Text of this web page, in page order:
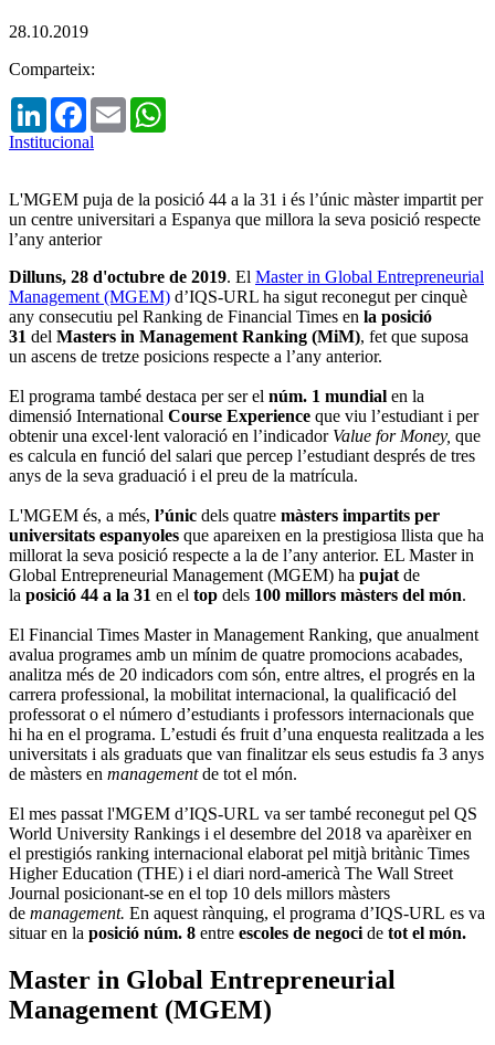
28.10.2019
Comparteix:
LinkedInFacebook
Email
Institucional
L'MGEM puja de la posició 44 a la 31 i és l’únic màster impartit per
un centre universitari a Espanya que millora la seva posició respecte
l’any anterior
Dilluns, 28 d'octubre de 2019. El Master in Global Entrepreneurial
Management (MGEM) d’IQS-URL ha sigut reconegut per cinquè
any consecutiu pel Ranking de Financial Times en la posició
31 del Masters in Management Ranking (MiM), fet que suposa
un ascens de tretze posicions respecte a l’any anterior.
El programa també destaca per ser el núm. 1 mundial en la
dimensió International Course Experience que viu l’estudiant i per
obtenir una excel·lent valoració en l’indicador Value for Money, que
es calcula en funció del salari que percep l’estudiant després de tres
anys de la seva graduació i el preu de la matrícula.
L'MGEM és, a més, l’únic dels quatre màsters impartits per
universitats espanyoles que apareixen en la prestigiosa llista que ha
millorat la seva posició respecte a la de l’any anterior. EL Master in
Global Entrepreneurial Management (MGEM) ha pujat de
la posició 44 a la 31 en el top dels 100 millors màsters del món.
El Financial Times Master in Management Ranking, que anualment
avalua programes amb un mínim de quatre promocions acabades,
analitza més de 20 indicadors com són, entre altres, el progrés en la
carrera professional, la mobilitat internacional, la qualificació del
professorat o el número d’estudiants i professors internacionals que
hi ha en el programa. L’estudi és fruit d’una enquesta realitzada a les
universitats i als graduats que van finalitzar els seus estudis fa 3 anys
de màsters en managementde tot el món.
El mes passat l'MGEM d’IQS-URL va ser també reconegut pel QS
World University Rankings i el desembre del 2018 va aparèixer en
el prestigiós ranking internacional elaborat pel mitjà britànic Times
Higher Education (THE) i el diari nord-americà The Wall Street
Journal posicionant-se en el top 10 dels millors màsters
de management. En aquest rànquing, el programa d’IQS-URL es va
situar en la posició núm. 8 entre escoles de negoci de tot el món.
Master in Global Entrepreneurial
Management (MGEM)